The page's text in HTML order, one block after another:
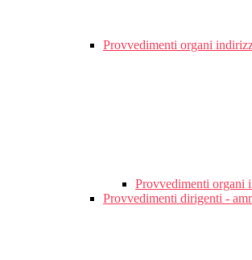
Provvedimenti organi
Provvedimenti organi
Provvedimenti dirigenti -